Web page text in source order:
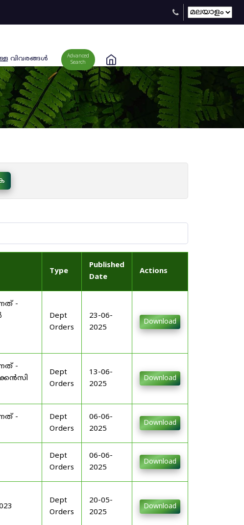
വിവരങ്ങള്‍
Advanced
Search
Type
Published
Date
Actions
-
Dept
Orders
23-06-
2025
Download
-
Dept
Orders
13-06-
2025
Download
-
Dept
Orders
06-06-
2025
Download
Dept
Orders
06-06-
2025
Download
Dept
Orders
20-05-
2025
Download